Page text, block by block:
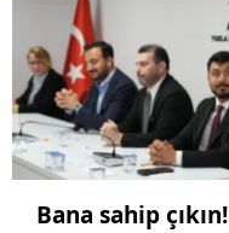
Bana sahip çıkın!